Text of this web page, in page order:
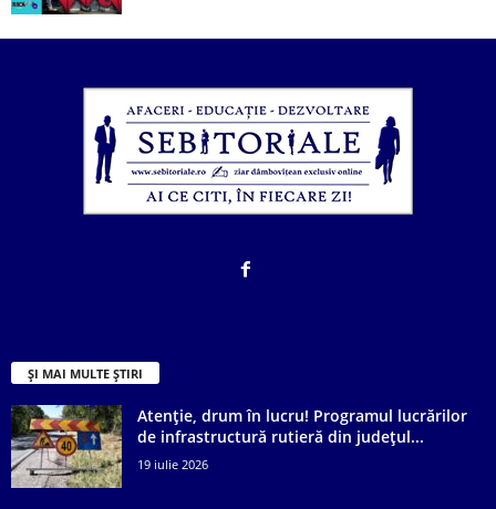
ȘI MAI MULTE ȘTIRI
Atenție, drum în lucru! Programul lucrărilor
de infrastructură rutieră din județul...
19 iulie 2026